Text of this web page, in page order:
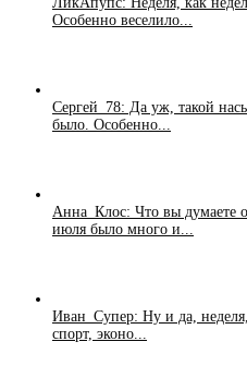
Особенно веселило...
Сергей_78: Да уж, такой
было. Особенно...
Анна_Клос: Что вы думаете
июля было много и...
Иван_Супер: Ну и да,
спорт, эконо...